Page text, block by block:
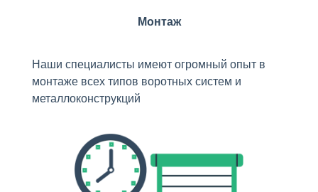
Монтаж
Наши специалисты имеют огромный опыт в
монтаже всех типов воротных систем и
металлоконструкций